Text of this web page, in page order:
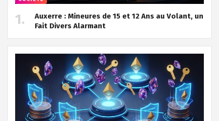
Auxerre : Mineures de 15 et 12 Ans au Volant, un
Fait Divers Alarmant